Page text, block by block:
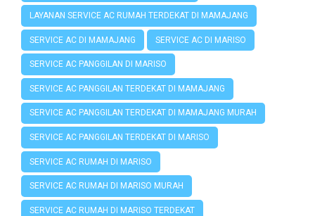
LAYANAN SERVICE AC RUMAH TERDEKAT DI MAMAJANG
SERVICE AC DI MAMAJANG SERVICE AC DI MARISO
SERVICE AC PANGGILAN DI MARISO
SERVICE AC PANGGILAN TERDEKAT DI MAMAJANG
SERVICE AC PANGGILAN TERDEKAT DI MAMAJANG MURAH
SERVICE AC PANGGILAN TERDEKAT DI MARISO
SERVICE AC RUMAH DI MARISO
SERVICE AC RUMAH DI MARISO MURAH
SERVICE AC RUMAH DI MARISO TERDEKAT